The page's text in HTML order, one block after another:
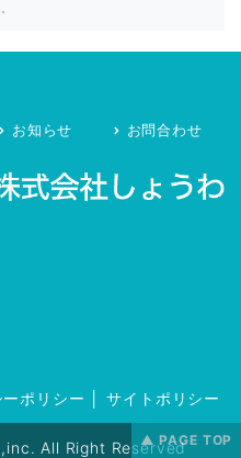
お知らせ お問合わせ
ポリシー │サイトポリシー
All Right Reserved